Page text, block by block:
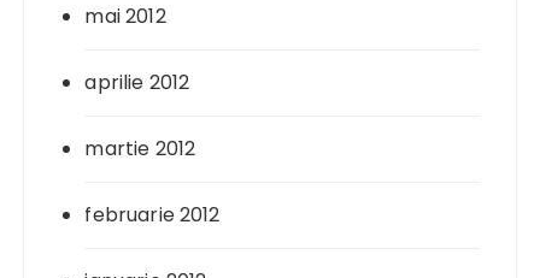
mai 2012
aprilie 2012
martie 2012
februarie 2012